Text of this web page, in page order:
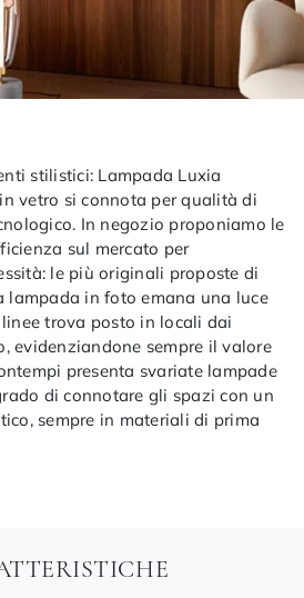
stilistici: Lampada Luxia
vetro si connota per qualità di
In negozio proponiamo le
sul mercato per
le più originali proposte di
lampada in foto emana una luce
trova posto in locali dai
evidenziandone sempre il valore
presenta svariate lampade
di connotare gli spazi con un
sempre in materiali di prima